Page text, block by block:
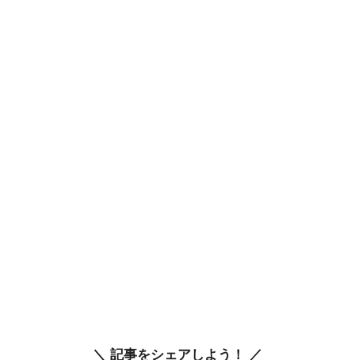
＼ 記事をシェアしよう！ ／